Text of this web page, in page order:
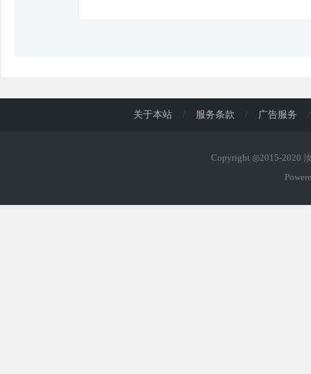
关于本站 / 服务条款 / 广告服务 /
Copyright ◎2015-2020